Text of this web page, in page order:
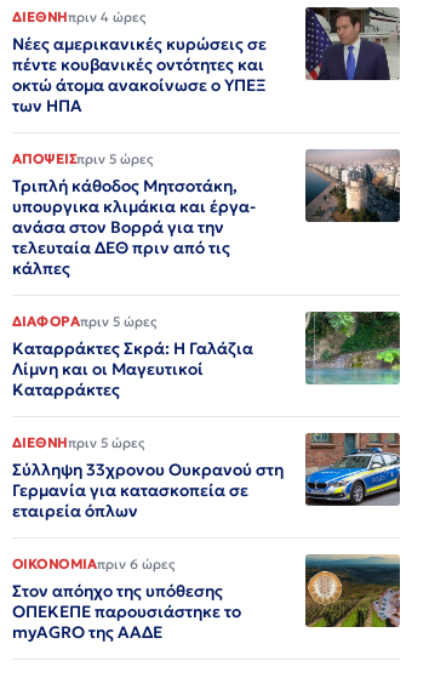
ΔΙΕΘΝΗπριν 4 ώρες
Νέες αμερικανικές κυρώσεις σε
πέντε κουβανικές οντότητες και
οκτώ άτομα ανακοίνωσε ο ΥΠΕΞ
των ΗΠΑ
ΑΠΟΨΕΙΣπριν 5 ώρες
Τριπλή κάθοδος Μητσοτάκη,
υπουργικα κλιμάκια και έργα-
ανάσα στον Βορρά για την
τελευταία ΔΕΘ πριν από τις
κάλπες
ΔΙΑΦΟΡΑπριν 5 ώρες
Καταρράκτες Σκρά: Η Γαλάζια
Λίμνη και οι Μαγευτικοί
Καταρράκτες
ΔΙΕΘΝΗπριν 5 ώρες
Σύλληψη 33χρονου Ουκρανού στη
Γερμανία για κατασκοπεία σε
εταιρεία όπλων
ΟΙΚΟΝΟΜΙΑπριν 6 ώρες
Στον απόηχο της υπόθεσης
ΟΠΕΚΕΠΕ παρουσιάστηκε το
myAGRO της ΑΑΔΕ